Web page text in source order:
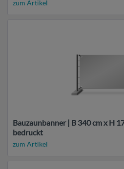
zum Artikel
Bauzaunbanner | B 340 cm x H
bedruckt
zum Artikel